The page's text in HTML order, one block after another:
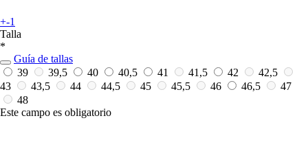
+-1
Talla
*
Guía de tallas
39
39,5 40 40,5 41 41,5 42
42,5
43
43,5 44 44,5 45 45,5 46 46,5
47
48
Este campo es obligatorio